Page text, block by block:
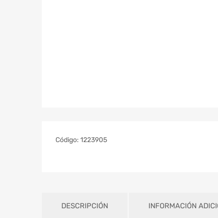
Código: 1223905
DESCRIPCIÓN INFORMACIÓN